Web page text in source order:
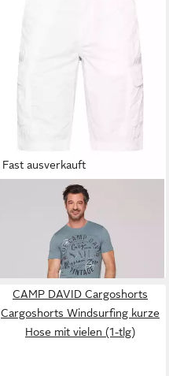
Fast ausverkauft
CAMP DAVIDShorts aus
CAMP DAVID Cargoshorts
Cargoshorts Windsurfing kurze
Hose mit vielen (1-tlg)